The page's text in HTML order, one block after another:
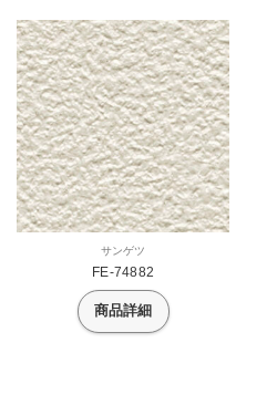
サンゲツ
FE-74882
商品詳細